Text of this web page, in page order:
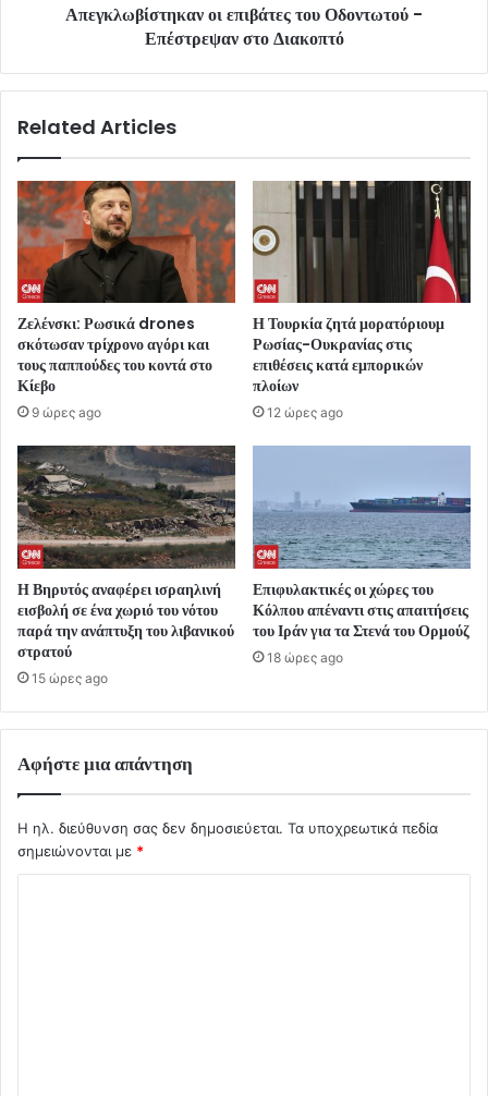
Απεγκλωβίστηκαν οι επιβάτες του Οδοντωτού -
Επέστρεψαν στο Διακοπτό
Related Articles
Ζελένσκι: Ρωσικά drones
σκότωσαν τρίχρονο αγόρι και
τους παππούδες του κοντά στο
Κίεβο
9 ώρες ago
Η Τουρκία ζητά μορατόριουμ
Ρωσίας-Ουκρανίας στις
επιθέσεις κατά εμπορικών
πλοίων
12 ώρες ago
Η Βηρυτός αναφέρει ισραηλινή
εισβολή σε ένα χωριό του νότου
παρά την ανάπτυξη του λιβανικού
στρατού
15 ώρες ago
Επιφυλακτικές οι χώρες του
Κόλπου απέναντι στις απαιτήσεις
του Ιράν για τα Στενά του Ορμούζ
18 ώρες ago
Αφήστε μια απάντηση
Η ηλ. διεύθυνση σας δεν δημοσιεύεται. Τα υποχρεωτικά πεδία
σημειώνονται με *